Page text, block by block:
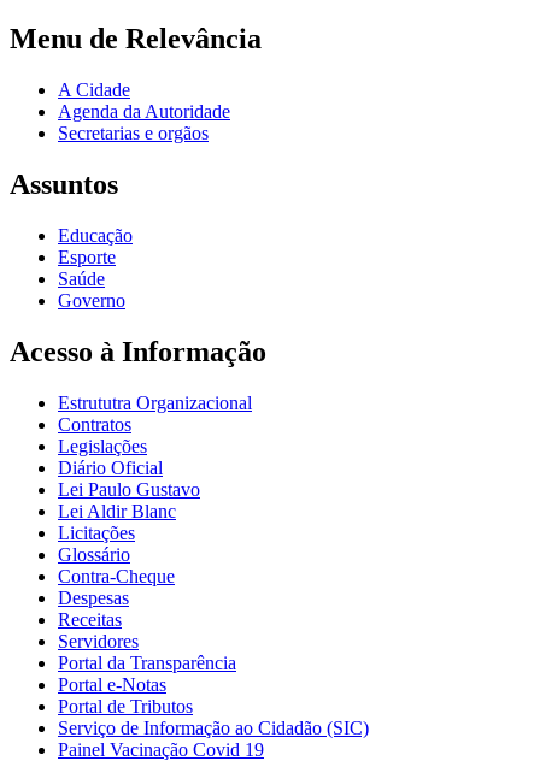
Menu de Relevância
A Cidade
Agenda da Autoridade
Secretarias e orgãos
Assuntos
Educação
Esporte
Saúde
Governo
Acesso à Informação
Estrututra Organizacional
Contratos
Legislações
Diário Oficial
Lei Paulo Gustavo
Lei Aldir Blanc
Licitações
Glossário
Contra-Cheque
Despesas
Receitas
Servidores
Portal da Transparência
Portal e-Notas
Portal de Tributos
Serviço de Informação ao Cidadão (SIC)
Painel Vacinação Covid 19